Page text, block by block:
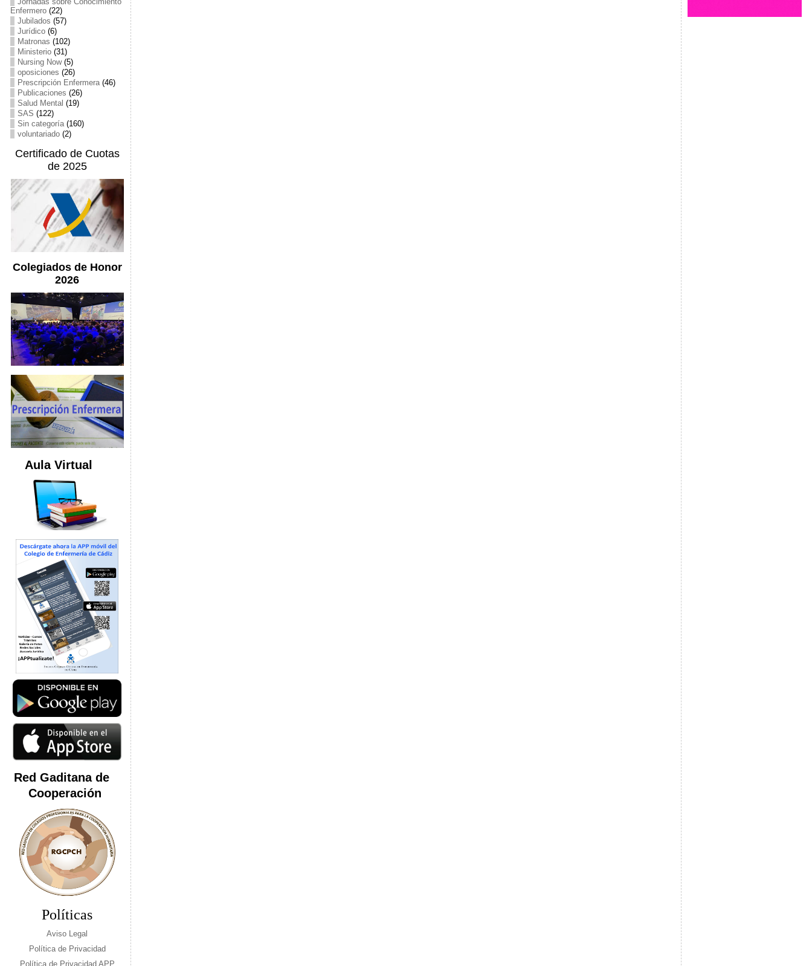
Enfermero(22)
Jubilados (57)
Jurídico(6)
Matronas (102)
Ministerio(31)
Nursing Now(5)
oposiciones (26)
Prescripción Enfermera(46)
Publicaciones (26)
Salud Mental (19)
SAS (122)
Sin categoría(160)
voluntariado(2)
Certificado de Cuotas
de 2025
Colegiados de Honor
2026
Aula Virtual
Red Gaditana de
Cooperación
Políticas
Aviso Legal
Política de Privacidad
Política de Privacidad APP